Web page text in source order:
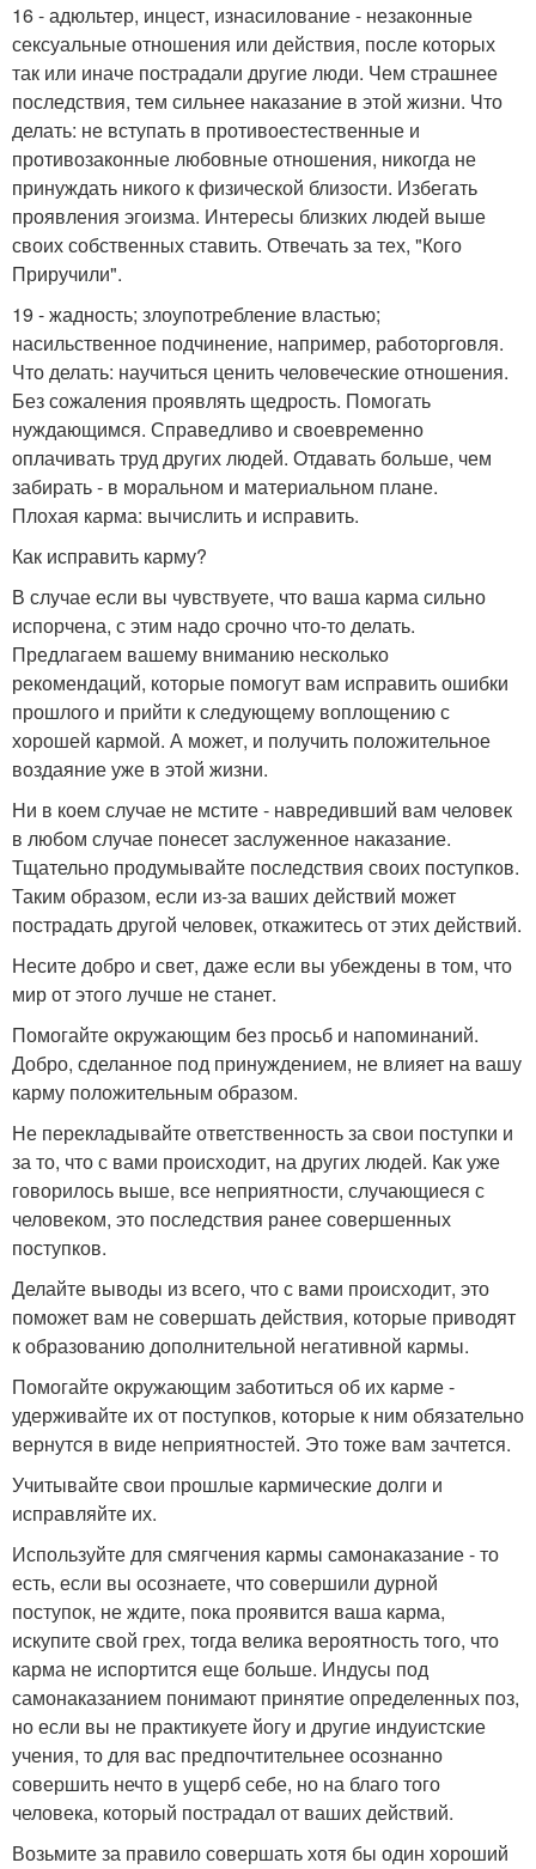
16 - адюльтер, инцест, изнасилование - незаконные
сексуальные отношения или действия, после которых
так или иначе пострадали другие люди. Чем страшнее
последствия, тем сильнее наказание в этой жизни. Что
делать: не вступать в противоестественные и
противозаконные любовные отношения, никогда не
принуждать никого к физической близости. Избегать
проявления эгоизма. Интересы близких людей выше
своих собственных ставить. Отвечать за тех, "Кого
Приручили".
19 - жадность; злоупотребление властью;
насильственное подчинение, например, работорговля.
Что делать: научиться ценить человеческие отношения.
Без сожаления проявлять щедрость. Помогать
нуждающимся. Справедливо и своевременно
оплачивать труд других людей. Отдавать больше, чем
забирать - в моральном и материальном плане.
Плохая карма: вычислить и исправить.
Как исправить карму?
В случае если вы чувствуете, что ваша карма сильно
испорчена, с этим надо срочно что-то делать.
Предлагаем вашему вниманию несколько
рекомендаций, которые помогут вам исправить ошибки
прошлого и прийти к следующему воплощению с
хорошей кармой. А может, и получить положительное
воздаяние уже в этой жизни.
Ни в коем случае не мстите - навредивший вам человек
в любом случае понесет заслуженное наказание.
Тщательно продумывайте последствия своих поступков.
Таким образом, если из-за ваших действий может
пострадать другой человек, откажитесь от этих действий.
Несите добро и свет, даже если вы убеждены в том, что
мир от этого лучше не станет.
Помогайте окружающим без просьб и напоминаний.
Добро, сделанное под принуждением, не влияет на вашу
карму положительным образом.
Не перекладывайте ответственность за свои поступки и
за то, что с вами происходит, на других людей. Как уже
говорилось выше, все неприятности, случающиеся с
человеком, это последствия ранее совершенных
поступков.
Делайте выводы из всего, что с вами происходит, это
поможет вам не совершать действия, которые приводят
к образованию дополнительной негативной кармы.
Помогайте окружающим заботиться об их карме -
удерживайте их от поступков, которые к ним обязательно
вернутся в виде неприятностей. Это тоже вам зачтется.
Учитывайте свои прошлые кармические долги и
исправляйте их.
Используйте для смягчения кармы самонаказание - то
есть, если вы осознаете, что совершили дурной
поступок, не ждите, пока проявится ваша карма,
искупите свой грех, тогда велика вероятность того, что
карма не испортится еще больше. Индусы под
самонаказанием понимают принятие определенных поз,
но если вы не практикуете йогу и другие индуистские
учения, то для вас предпочтительнее осознанно
совершить нечто в ущерб себе, но на благо того
человека, который пострадал от ваших действий.
Возьмите за правило совершать хотя бы один хороший